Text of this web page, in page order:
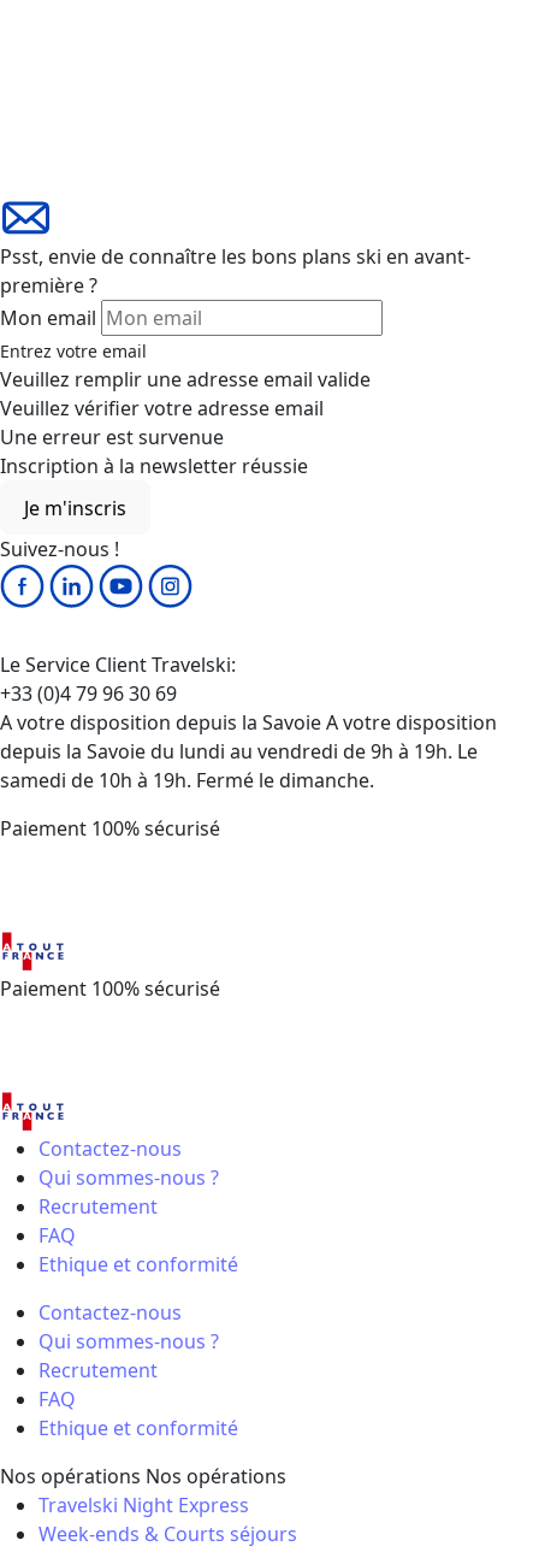
Psst, envie de connaître les bons plans ski en avant-
première ?
Mon email
Entrez votre email
Veuillez remplir une adresse email valide
Veuillez vérifier votre adresse email
Une erreur est survenue
Inscription à la newsletter réussie
Je m'inscris
Suivez-nous !
Le Service Client Travelski:
+33 (0)4 79 96 30 69
A votre disposition depuis la Savoie A votre disposition
depuis la Savoie du lundi au vendredi de 9h à 19h. Le
samedi de 10h à 19h. Fermé le dimanche.
Paiement 100% sécurisé
Paiement 100% sécurisé
Contactez-nous
Qui sommes-nous ?
Recrutement
FAQ
Ethique et conformité
Contactez-nous
Qui sommes-nous ?
Recrutement
FAQ
Ethique et conformité
Nos opérations Nos opérations
Travelski Night Express
Week-ends & Courts séjours